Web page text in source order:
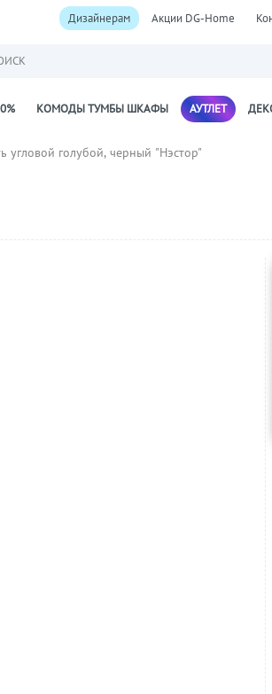
Дизайнерам Акции DG-Home
КОМОДЫ ТУМБЫ ШКАФЫ АУТЛЕТ
угловой голубой, черный "Нэстор"